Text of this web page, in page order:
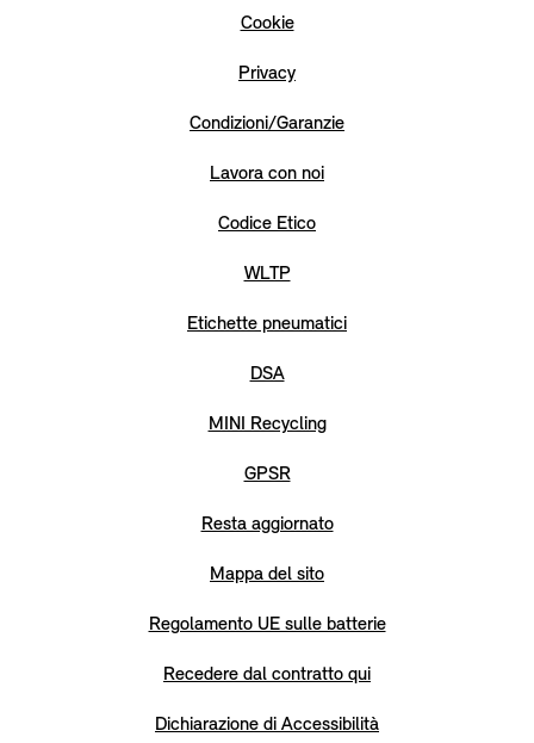
Cookie
Privacy
Condizioni/Garanzie
Lavora con noi
Codice Etico
WLTP
Etichette pneumatici
DSA
MINI Recycling
GPSR
Resta aggiornato
Mappa del sito
Regolamento UE sulle batterie
Recedere dal contratto qui
Dichiarazione di Accessibilità